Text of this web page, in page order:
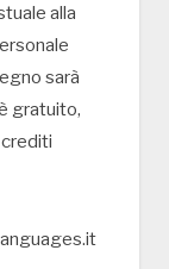
alla
sarà
gratuito,